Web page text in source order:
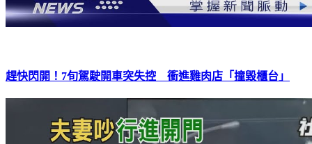
趕快閃開！7旬駕駛開車突失控 衝進雞肉店「撞毀櫃台」